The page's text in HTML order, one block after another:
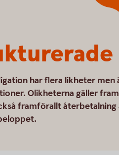
har flera likheter
Olikheterna gäller
framförallt